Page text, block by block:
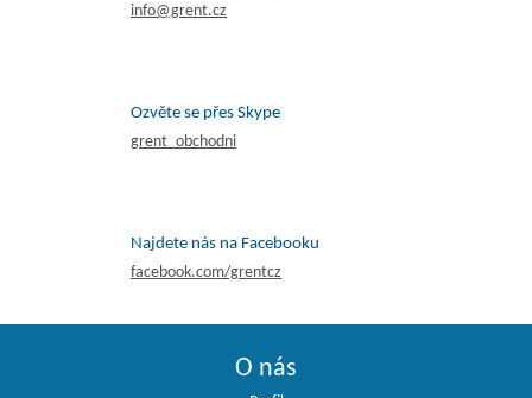
info@grent.cz
Ozvěte se přes Skype
grent_obchodni
Najdete nás na Facebooku
facebook.com/grentcz
O nás